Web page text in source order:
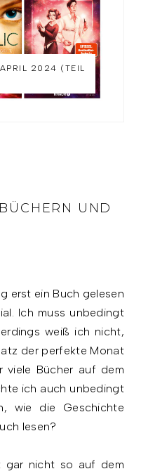
APRIL 2024 (TEIL
UND
erst ein Buch gelesen
Ich muss unbedingt
weiß ich nicht,
der perfekte Monat
viele Bücher auf dem
ich auch unbedingt
wie die Geschichte
lesen?
gar nicht so auf dem